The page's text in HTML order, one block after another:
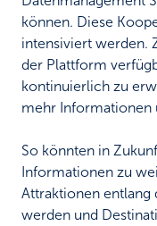
können. Diese
intensiviert werden.
der Plattform
kontinuierlich zu
mehr Informationen
So könnten in
Informationen zu
Attraktionen entlang
werden und